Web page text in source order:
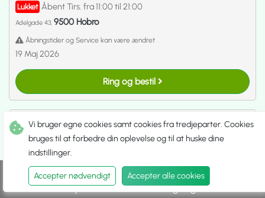
Lukket Åbent Tirs. fra 11:00 til 21:00
Adelgade 43, 9500 Hobro
Åbningstider og Service kan være ændret
19 Maj 2026
Ring og bestil
Spis udeHent selvUdbringning
Vi bruger egne cookies samt cookies fra tredjeparter. Cookies
bruges til at forbedre din oplevelse og til at huske dine
indstillinger.
Accepter nødvendigt Accepter alle cookies